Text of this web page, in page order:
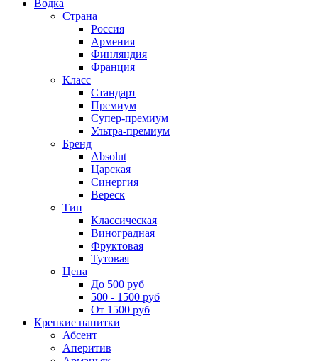
Водка
Страна
Россия
Армения
Финляндия
Франция
Класс
Стандарт
Премиум
Супер-премиум
Ультра-премиум
Бренд
Absolut
Царская
Синергия
Вереск
Тип
Классическая
Виноградная
Фруктовая
Тутовая
Цена
До 500 руб
500 - 1500 руб
От 1500 руб
Крепкие напитки
Абсент
Аперитив